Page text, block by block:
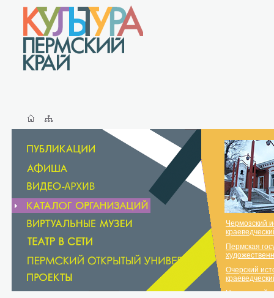
Чермозский
Пермская
Очерский
Нытвенский